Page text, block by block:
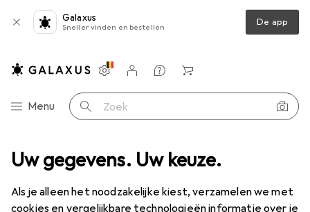
Uw gegevens. Uw keuze.
Als je alleen het noodzakelijke kiest, verzamelen we met
cookies en vergelijkbare technologieën informatie over je
Galaxus
Sneller vinden en bestellen De app
Categorie navigatie
Menu Zoek op
Instellingen
Klantenaccount
Produktvergelijking
Verlanglijstje
Winkelmandje
Amf